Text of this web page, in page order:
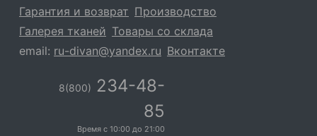
Гарантия и возврат Производство
Галерея тканей Товары со склада
email: ru-divan@yandex.ru Вконтакте
8(800) 234-48-
85
Время с 10:00 до 21:00